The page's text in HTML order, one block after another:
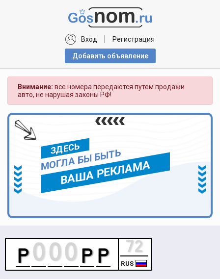
Вход Регистрация
Добавить объявлениe
Внимание: все номера передаются путем продажи
авто, не нарушая законы РФ!
ЗДЕСЬ
МОГЛА БЫ БЫТЬ
ВАША РЕКЛАМА
RUS